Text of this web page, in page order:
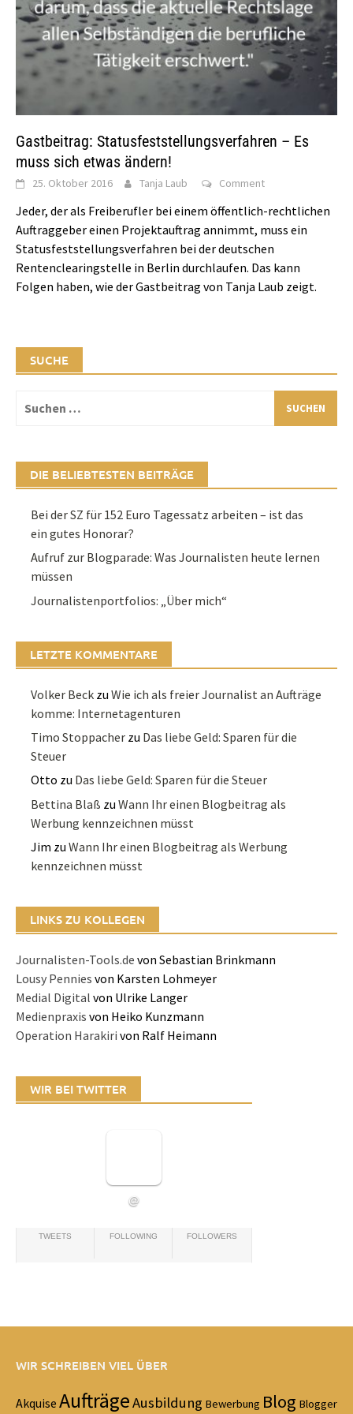
Gastbeitrag: Statusfeststellungsverfahren – Es
muss sich etwas ändern!
25. Oktober 2016 Tanja Laub Comment
Jeder, der als Freiberufler bei einem öffentlich-rechtlichen
Auftraggeber einen Projektauftrag annimmt, muss ein
Statusfeststellungsverfahren bei der deutschen
Rentenclearingstelle in Berlin durchlaufen. Das kann
Folgen haben, wie der Gastbeitrag von Tanja Laub zeigt.
SUCHE
nach:
DIE BELIEBTESTEN BEITRÄGE
Bei der SZ für 152 Euro Tagessatz arbeiten – ist das
ein gutes Honorar?
Aufruf zur Blogparade: Was Journalisten heute lernen
müssen
Journalistenportfolios: „Über mich“
LETZTE KOMMENTARE
Volker Beck zuWie ich als freier Journalist an Aufträge
komme: Internetagenturen
Timo Stoppacher zu Das liebe Geld: Sparen für die
Steuer
Otto zu Das liebe Geld: Sparen für die Steuer
Bettina Blaß zuWann Ihr einen Blogbeitrag als
Werbung kennzeichnen müsst
Jim zuWann Ihr einen Blogbeitrag als Werbung
kennzeichnen müsst
LINKS ZU KOLLEGEN
Journalisten-Tools.de von Sebastian Brinkmann
Lousy Pennies von Karsten Lohmeyer
Medial Digital von Ulrike Langer
Medienpraxis von Heiko Kunzmann
Operation Harakiri von Ralf Heimann
WIR BEI TWITTER
@
TWEETS FOLLOWING FOLLOWERS
WIR SCHREIBEN VIEL ÜBER
Akquise AufträgeAusbildung Bewerbung Blog Blogger